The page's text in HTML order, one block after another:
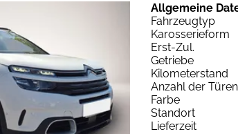
Allgemeine
Fahrzeugtyp
Karosserieform
Erst-Zul.
Getriebe
Kilometerstand
Anzahl der Türen
Farbe
Standort
Lieferzeit